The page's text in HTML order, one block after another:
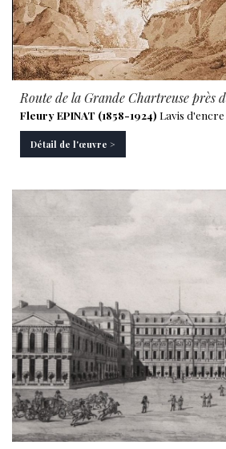
Route de la Grande Chartreuse près
Fleury EPINAT (1858-1924) Lavis d'encre
Détail de l'œuvre >